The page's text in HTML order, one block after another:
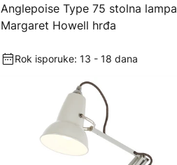
Anglepoise Type 75 stolna lampa
Margaret Howell hrđa
Rok isporuke: 13 - 18 dana